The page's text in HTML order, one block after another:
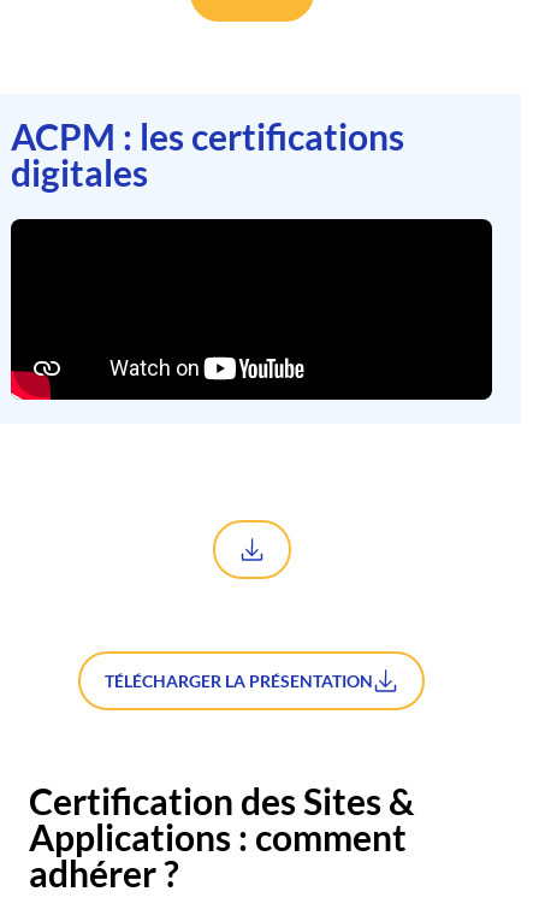
ACPM : les certifications
digitales
TÉLÉCHARGER LA PRÉSENTATION
Certification des Sites &
Applications : comment
adhérer ?